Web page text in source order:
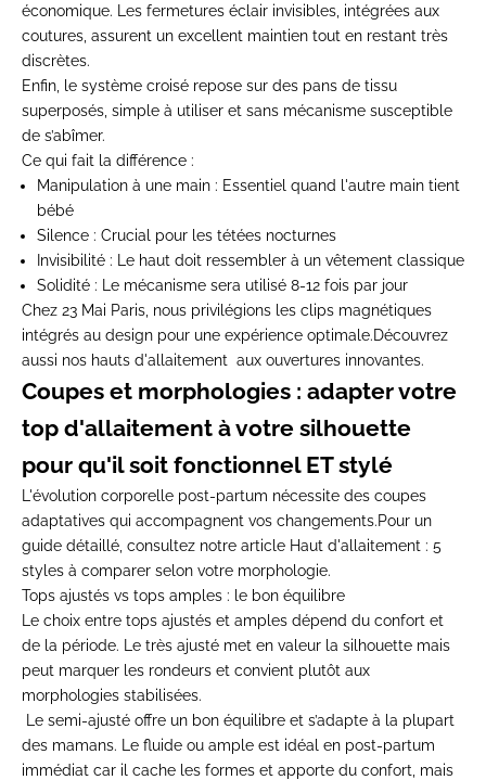
économique. Les fermetures éclair invisibles, intégrées aux
coutures, assurent un excellent maintien tout en restant très
discrètes.
Enfin, le système croisé repose sur des pans de tissu
superposés, simple à utiliser et sans mécanisme susceptible
de s’abîmer.
Ce qui fait la différence :
Manipulation à une main : Essentiel quand l'autre main tient
bébé
Silence : Crucial pour les tétées nocturnes
Invisibilité : Le haut doit ressembler à un vêtement classique
Solidité : Le mécanisme sera utilisé 8-12 fois par jour
Chez 23 Mai Paris, nous privilégions les clips magnétiques
intégrés au design pour une expérience optimale.Découvrez
aussi nos hauts d'allaitement aux ouvertures innovantes.
Coupes et morphologies : adapter votre
top d'allaitement à votre silhouette
pour qu'il soit fonctionnel ET stylé
L'évolution corporelle post-partum nécessite des coupes
adaptatives qui accompagnent vos changements.Pour un
guide détaillé, consultez notre article Haut d'allaitement : 5
styles à comparer selon votre morphologie.
Tops ajustés vs tops amples : le bon équilibre
Le choix entre tops ajustés et amples dépend du confort et
de la période. Le très ajusté met en valeur la silhouette mais
peut marquer les rondeurs et convient plutôt aux
morphologies stabilisées.
Le semi-ajusté offre un bon équilibre et s’adapte à la plupart
des mamans. Le fluide ou ample est idéal en post-partum
immédiat car il cache les formes et apporte du confort, mais